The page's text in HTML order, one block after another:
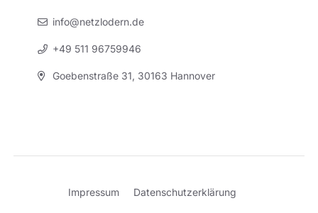
info@netzlodern.de
+49 511 96759946
Goebenstraße 31, 30163 Hannover
Impressum Datenschutzerklärung